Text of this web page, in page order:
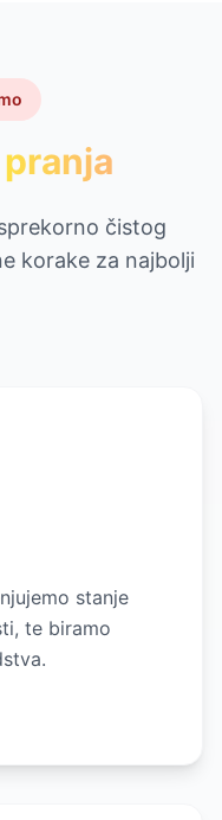
pranja
čistog
korake za najbolji
stanje
te biramo